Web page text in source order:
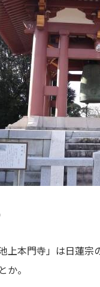
上本門寺」は日蓮
。